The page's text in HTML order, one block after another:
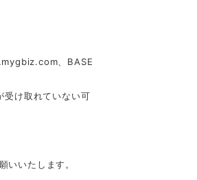
、BASE
受け取れていない可
いいたします。